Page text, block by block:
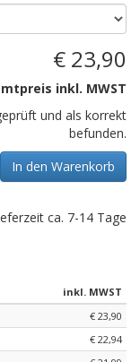
€ 23,90
inkl. MWST
und als korrekt
befunden.
In den Warenkorb
ca. 7-14 Tage
inkl. MWST
€ 23,90
€ 22,94